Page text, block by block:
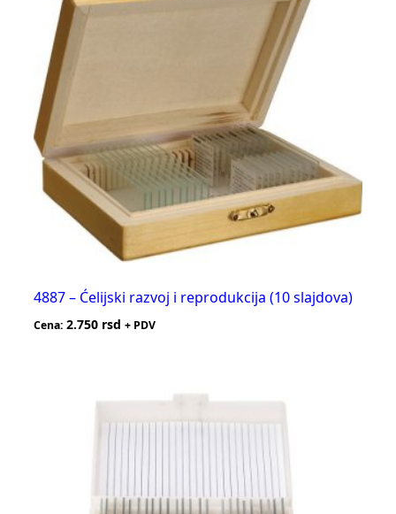
4887 – Ćelijski razvoj i reprodukcija (10 slajdova)
Cena: 2.750 rsd + PDV